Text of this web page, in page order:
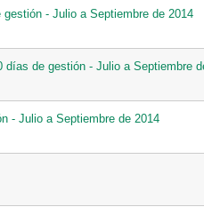
- Julio a Septiembre de 2014
de gestión - Julio a Septiembre
- Julio a Septiembre de 2014